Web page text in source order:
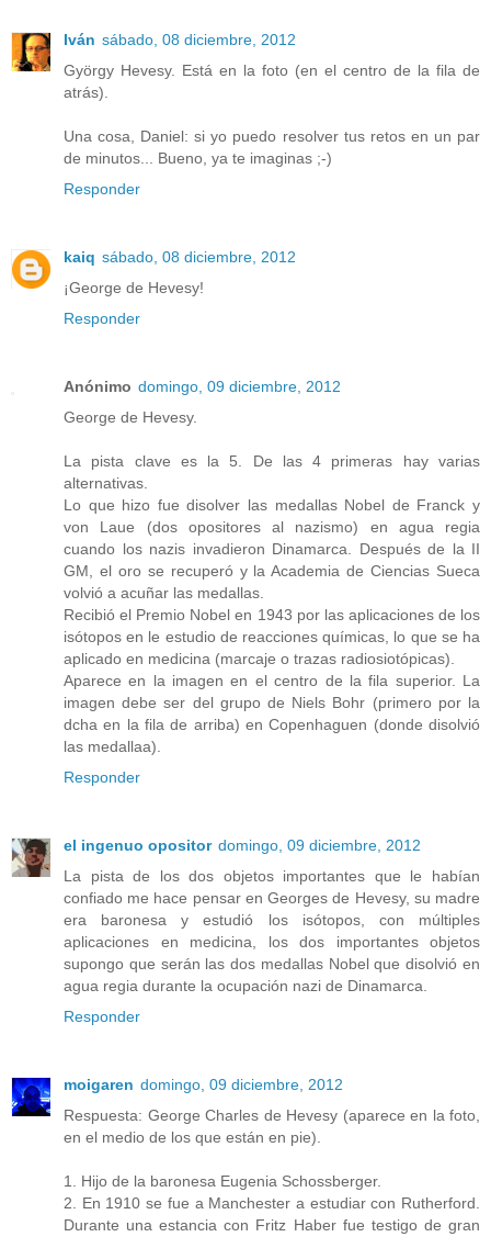
Iván sábado, 08 diciembre, 2012
György Hevesy. Está en la foto (en el centro de la fila de
atrás).
Una cosa, Daniel: si yo puedo resolver tus retos en un par
de minutos... Bueno, ya te imaginas ;-)
Responder
kaiq sábado, 08 diciembre, 2012
¡George de Hevesy!
Responder
Anónimo domingo, 09 diciembre, 2012
George de Hevesy.
La pista clave es la 5. De las 4 primeras hay varias
alternativas.
Lo que hizo fue disolver las medallas Nobel de Franck y
von Laue (dos opositores al nazismo) en agua regia
cuando los nazis invadieron Dinamarca. Después de la II
GM, el oro se recuperó y la Academia de Ciencias Sueca
volvió a acuñar las medallas.
Recibió el Premio Nobel en 1943 por las aplicaciones de los
isótopos en le estudio de reacciones químicas, lo que se ha
aplicado en medicina (marcaje o trazas radiosiotópicas).
Aparece en la imagen en el centro de la fila superior. La
imagen debe ser del grupo de Niels Bohr (primero por la
dcha en la fila de arriba) en Copenhaguen (donde disolvió
las medallaa).
Responder
el ingenuo opositor domingo, 09 diciembre, 2012
La pista de los dos objetos importantes que le habían
confiado me hace pensar en Georges de Hevesy, su madre
era baronesa y estudió los isótopos, con múltiples
aplicaciones en medicina, los dos importantes objetos
supongo que serán las dos medallas Nobel que disolvió en
agua regia durante la ocupación nazi de Dinamarca.
Responder
moigaren domingo, 09 diciembre, 2012
Respuesta: George Charles de Hevesy (aparece en la foto,
en el medio de los que están en pie).
1. Hijo de la baronesa Eugenia Schossberger.
2. En 1910 se fue a Manchester a estudiar con Rutherford.
Durante una estancia con Fritz Haber fue testigo de gran